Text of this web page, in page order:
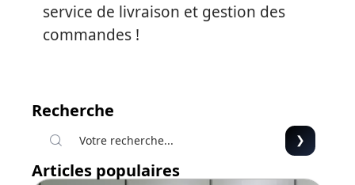
service de livraison et gestion des
commandes !
Recherche
Articles populaires